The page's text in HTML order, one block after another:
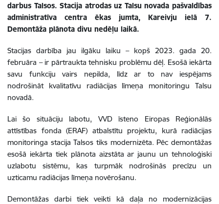
darbus Talsos. Stacija atrodas uz Talsu novada pašvaldības
administratīva centra ēkas jumta, Kareivju ielā 7.
Demontāža plānota divu nedēļu laikā.
Stacijas darbība jau ilgāku laiku – kopš 2023. gada 20.
februāra – ir pārtraukta tehnisku problēmu dēļ. Esošā iekārta
savu funkciju vairs nepilda, līdz ar to nav iespējams
nodrošināt kvalitatīvu radiācijas līmeņa monitoringu Talsu
novadā.
Lai šo situāciju labotu, VVD īsteno Eiropas Reģionālās
attīstības fonda (ERAF) atbalstītu projektu, kurā radiācijas
monitoringa stacija Talsos tiks modernizēta. Pēc demontāžas
esošā iekārta tiek plānota aizstāta ar jaunu un tehnoloģiski
uzlabotu sistēmu, kas turpmāk nodrošinās precīzu un
uzticamu radiācijas līmeņa novērošanu.
Demontāžas darbi tiek veikti kā daļa no modernizācijas